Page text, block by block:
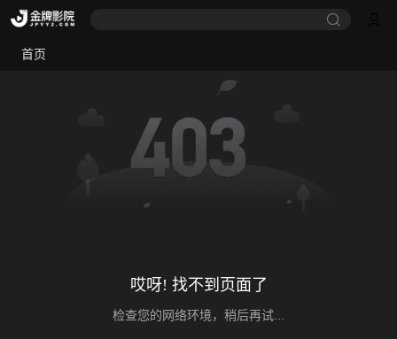
首页
哎呀! 找不到页面了
检查您的网络环境，稍后再试...